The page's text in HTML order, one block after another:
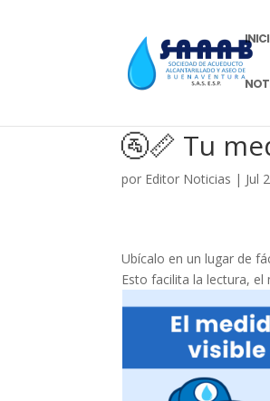
🚰📏 Tu
por Editor Noticias | Jul
Ubícalo en un lugar de
Esto facilita la lectura,